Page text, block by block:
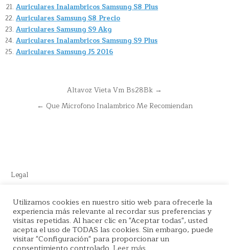
Auriculares Inalambricos Samsung S8 Plus
Auriculares Samsung S8 Precio
Auriculares Samsung S9 Akg
Auriculares Inalambricos Samsung S9 Plus
Auriculares Samsung J5 2016
NavegaciónAltavoz Vieta Vm Bs28Bk →
← Que Microfono Inalambrico Me Recomiendan
Legal
Este sitio recomienda productos de Amazon y cuenta con enlaces
de afiliados por el cual nos llevamos comisión en cada venta.
Utilizamos cookies en nuestro sitio web para ofrecerle la
experiencia más relevante al recordar sus preferencias y
visitas repetidas. Al hacer clic en "Aceptar todas", usted
acepta el uso de TODAS las cookies. Sin embargo, puede
visitar "Configuración" para proporcionar un